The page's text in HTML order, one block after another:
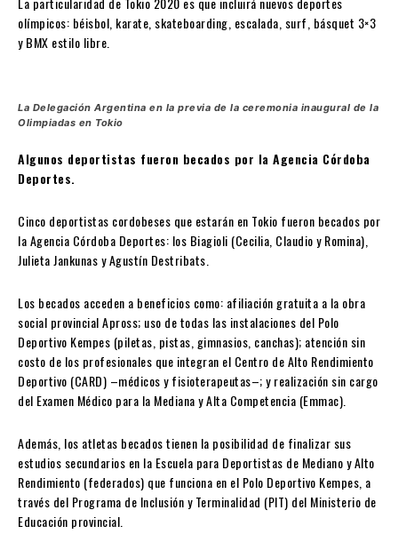
olímpicos: béisbol, karate, skateboarding, escalada, surf, básquet 3×3
y BMX estilo libre.
La Delegación Argentina en la previa de la ceremonia inaugural de la
Olimpiadas en Tokio
Algunos deportistas fueron becados por la Agencia Córdoba
Deportes.
Cinco deportistas cordobeses que estarán en Tokio fueron becados por
la Agencia Córdoba Deportes: los Biagioli (Cecilia, Claudio y Romina),
Julieta Jankunas y Agustín Destribats.
Los becados acceden a beneficios como: afiliación gratuita a la obra
social provincial Apross; uso de todas las instalaciones del Polo
Deportivo Kempes (piletas, pistas, gimnasios, canchas); atención sin
costo de los profesionales que integran el Centro de Alto Rendimiento
Deportivo (CARD) –médicos y fisioterapeutas–; y realización sin cargo
del Examen Médico para la Mediana y Alta Competencia (Emmac).
Además, los atletas becados tienen la posibilidad de finalizar sus
estudios secundarios en la Escuela para Deportistas de Mediano y Alto
Rendimiento (federados) que funciona en el Polo Deportivo Kempes, a
través del Programa de Inclusión y Terminalidad (PIT) del Ministerio de
Educación provincial.